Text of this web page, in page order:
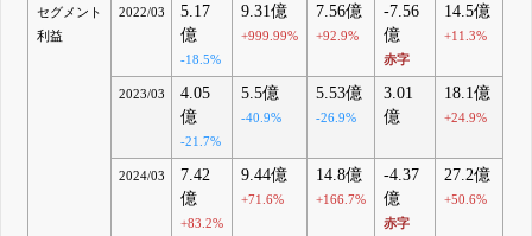
セグメント
利益
2022/03
5.17
億
-18.5%
9.31億
+999.99%
7.56億
+92.9%
-7.56
億
赤字
14.5億
+11.3%
2023/03
4.05
億
-21.7%
5.5億
-40.9%
5.53億
-26.9%
3.01
億
18.1億
+24.9%
2024/03
7.42
億
+83.2%
9.44億
+71.6%
14.8億
+166.7%
-4.37
億
赤字
27.2億
+50.6%